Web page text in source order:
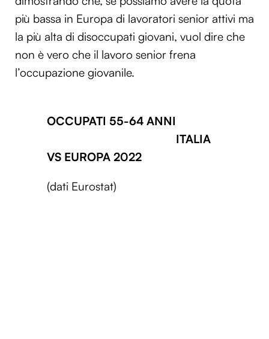
più bassa in Europa di lavoratori senior attivi ma
la più alta di disoccupati giovani, vuol dire che
non è vero che il lavoro senior frena
l’occupazione giovanile.
OCCUPATI 55-64 ANNI
ITALIA
VS EUROPA 2022
(dati Eurostat)